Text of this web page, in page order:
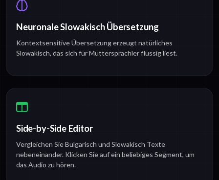
Neuronale Slowakisch Übersetzung
Kontextsensitive Übersetzung erzeugt natürliches
Slowakisch, das sich für Muttersprachler flüssig liest.
Side-by-Side Editor
Vergleichen Sie Bulgarisch und Slowakisch Texte
nebeneinander. Klicken Sie auf ein beliebiges Segment, um
das Audio zu hören.